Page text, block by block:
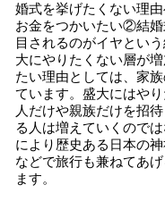
婚式を挙げたくない理
お金をつかいたい②結
目されるのがイヤとい
大にやりたくない層が
たい理由としては、家
ています。盛大にはや
人だけや親族だけを招
る人は増えていくので
により歴史ある日本の
などで旅行も兼ねてあ
ます。